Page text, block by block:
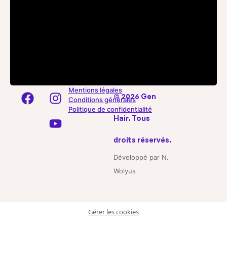
© 2026 Gen
Hair. Tous
droits réservés.
Développé par N.
Wolyus
Mentions légales
Conditions générales
Politique de confidentialité
Gérer les cookies